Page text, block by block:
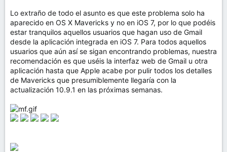
Lo extraño de todo el asunto es que este problema solo ha
aparecido en OS X Mavericks y no en iOS 7, por lo que podéis
estar tranquilos aquellos usuarios que hagan uso de Gmail
desde la aplicación integrada en iOS 7. Para todos aquellos
usuarios que aún así se sigan encontrando problemas, nuestra
recomendación es que uséis la interfaz web de Gmail u otra
aplicación hasta que Apple acabe por pulir todos los detalles
de Mavericks que presumiblemente llegaría con la
actualización 10.9.1 en las próximas semanas.